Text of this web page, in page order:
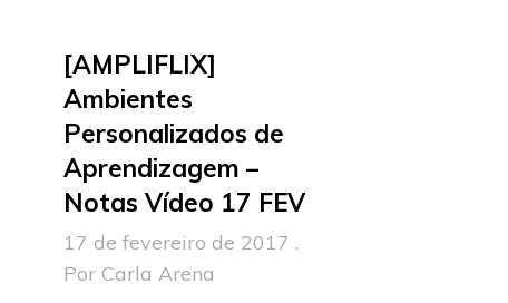
[AMPLIFLIX]
Ambientes
Personalizados de
Aprendizagem –
Notas Vídeo 17 FEV
17 de fevereiro de 2017 .
Por Carla Arena